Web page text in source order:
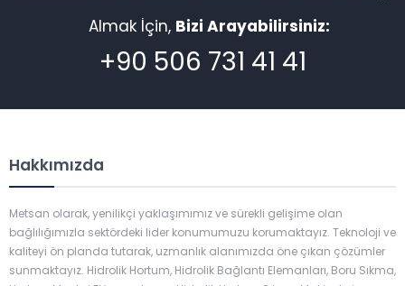
Almak İçin, Bizi Arayabilirsiniz:
+90 506 731 41 41
Hakkımızda
Metsan olarak, yenilikçi yaklaşımımız ve sürekli gelişime olan
bağlılığımızla sektördeki lider konumumuzu korumaktayız. Teknoloji ve
kaliteyi ön planda tutarak, uzmanlık alanımızda öne çıkan çözümler
sunmaktayız. Hidrolik Hortum, Hidrolik Bağlantı Elemanları, Boru Sıkma,